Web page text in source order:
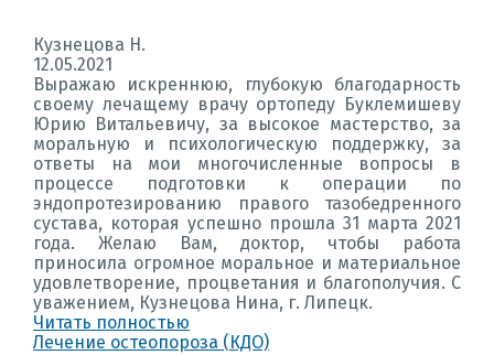
Кузнецова Н.
12.05.2021
Выражаю искреннюю, глубокую благодарность
своему лечащему врачу ортопеду Буклемишеву
Юрию Витальевичу, за высокое мастерство, за
моральную и психологическую поддержку, за
ответы на мои многочисленные вопросы в
процессе подготовки к операции по
эндопротезированию правого тазобедренного
сустава, которая успешно прошла 31 марта 2021
года. Желаю Вам, доктор, чтобы работа
приносила огромное моральное и материальное
удовлетворение, процветания и благополучия. С
уважением, Кузнецова Нина, г. Липецк.
Читать полностью
Лечение остеопороза (КДО)